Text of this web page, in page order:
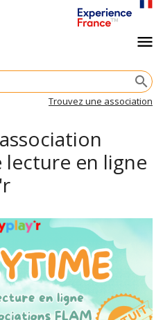
Navigation
principalesearch
Trouvez une association
menu
lecture en ligne